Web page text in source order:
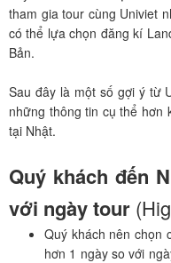
tham gia tour cùng Univiet
có thể lựa chọn đăng kí
Bản.
Sau đây là một số gợi ý từ
những thông tin cụ thể hơn
tại Nhật.
Quý khách đến
với ngày tour
Quý khách nên chọn
hơn 1 ngày so với